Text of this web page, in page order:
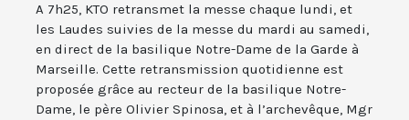
A 7h25, KTO retransmet la messe chaque lundi, et
les Laudes suivies de la messe du mardi au samedi,
en direct de la basilique Notre-Dame de la Garde à
Marseille. Cette retransmission quotidienne est
proposée grâce au recteur de la basilique Notre-
Dame, le père Olivier Spinosa, et à l’archevêque, Mgr